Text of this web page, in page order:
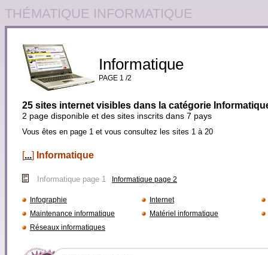
THÉMATIQUE INFORMATIQUE
Informatique
PAGE 1 /2
25 sites internet visibles dans la catégorie
2 page disponible et des sites inscrits dans 7 pays
Vous êtes en page 1 et vous consultez les sites 1 à 20
[...] Informatique
Informatique page 1 Informatique page 2
Infographie
Internet
Maintenance informatique
Matériel informatique
Réseaux informatiques